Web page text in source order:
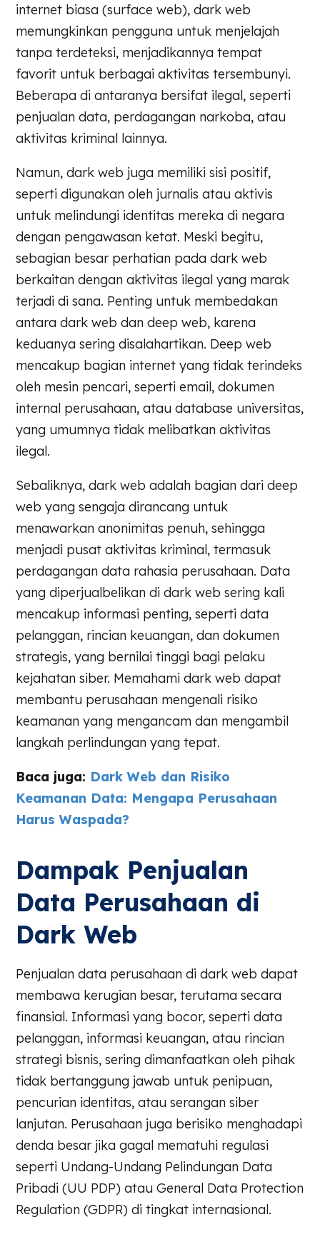
internet biasa (surface web), dark web
memungkinkan pengguna untuk menjelajah
tanpa terdeteksi, menjadikannya tempat
favorit untuk berbagai aktivitas tersembunyi.
Beberapa di antaranya bersifat ilegal, seperti
penjualan data, perdagangan narkoba, atau
aktivitas kriminal lainnya.
Namun, dark web juga memiliki sisi positif,
seperti digunakan oleh jurnalis atau aktivis
untuk melindungi identitas mereka di negara
dengan pengawasan ketat. Meski begitu,
sebagian besar perhatian pada dark web
berkaitan dengan aktivitas ilegal yang marak
terjadi di sana. Penting untuk membedakan
antara dark web dan deep web, karena
keduanya sering disalahartikan. Deep web
mencakup bagian internet yang tidak terindeks
oleh mesin pencari, seperti email, dokumen
internal perusahaan, atau database universitas,
yang umumnya tidak melibatkan aktivitas
ilegal.
Sebaliknya, dark web adalah bagian dari deep
web yang sengaja dirancang untuk
menawarkan anonimitas penuh, sehingga
menjadi pusat aktivitas kriminal, termasuk
perdagangan data rahasia perusahaan. Data
yang diperjualbelikan di dark web sering kali
mencakup informasi penting, seperti data
pelanggan, rincian keuangan, dan dokumen
strategis, yang bernilai tinggi bagi pelaku
kejahatan siber. Memahami dark web dapat
membantu perusahaan mengenali risiko
keamanan yang mengancam dan mengambil
langkah perlindungan yang tepat.
Baca juga: Dark Web dan Risiko
Keamanan Data: Mengapa Perusahaan
Harus Waspada?
Dampak Penjualan
Data Perusahaan di
Dark Web
Penjualan data perusahaan di dark web dapat
membawa kerugian besar, terutama secara
finansial. Informasi yang bocor, seperti data
pelanggan, informasi keuangan, atau rincian
strategi bisnis, sering dimanfaatkan oleh pihak
tidak bertanggung jawab untuk penipuan,
pencurian identitas, atau serangan siber
lanjutan. Perusahaan juga berisiko menghadapi
denda besar jika gagal mematuhi regulasi
seperti Undang-Undang Pelindungan Data
Pribadi (UU PDP) atau General Data Protection
Regulation (GDPR) di tingkat internasional.